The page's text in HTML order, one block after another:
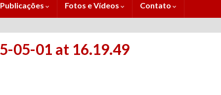
Publicações Fotos e Vídeos Contato
05-01 at 16.19.49